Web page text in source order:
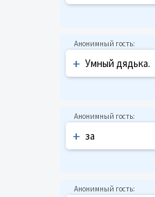
+ Умный дядька.
+ за